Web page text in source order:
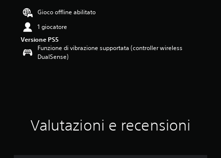
o
n
Gioco offline abilitato
1 giocatore
Versione PS5
Funzione di vibrazione supportata (controller wireless
DualSense)
Valutazioni e recensioni